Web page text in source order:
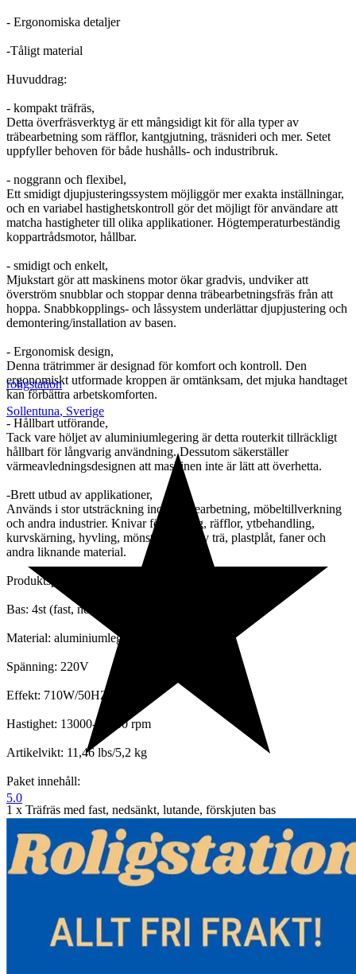
- Ergonomiska detaljer
-Tåligt material
Huvuddrag:
- kompakt träfräs,
Detta överfräsverktyg är ett mångsidigt kit för alla typer av
träbearbetning som räfflor, kantgjutning, träsnideri och mer. Setet
uppfyller behoven för både hushålls- och industribruk.
- noggrann och flexibel,
Ett smidigt djupjusteringssystem möjliggör mer exakta inställningar,
och en variabel hastighetskontroll gör det möjligt för användare att
matcha hastigheter till olika applikationer. Högtemperaturbeständig
koppartrådsmotor, hållbar.
- smidigt och enkelt,
Mjukstart gör att maskinens motor ökar gradvis, undviker att
överström snubblar och stoppar denna träbearbetningsfräs från att
hoppa. Snabbkopplings- och låssystem underlättar djupjustering och
demontering/installation av basen.
- Ergonomisk design,
Denna trätrimmer är designad för komfort och kontroll. Den
ergonomiskt utformade kroppen är omtänksam, det mjuka handtaget
kan förbättra arbetskomforten.
- Hållbart utförande,
Tack vare höljet av aluminiumlegering är detta routerkit tillräckligt
hållbart för långvarig användning. Dessutom säkerställer
värmeavledningsdesignen att maskinen inte är lätt att överhetta.
-Brett utbud av applikationer,
Används i stor utsträckning inom träbearbetning, möbeltillverkning
och andra industrier. Knivar för fasning, räfflor, ytbehandling,
kurvskärning, hyvling, mönstring etc. av trä, plastplåt, faner och
andra liknande material.
Produktspecifikationer:
Bas: 4st (fast, nedsänkt, lutande, förskjuten bas)
Material: aluminiumlegering
Spänning: 220V
Effekt: 710W/50HZ
Hastighet: 13000-33000 rpm
Artikelvikt: 11,46 lbs/5,2 kg
Paket innehåll:
1 x Träfräs med fast, nedsänkt, lutande, förskjuten bas
1 x set med tillbehör
Funktioner och detaljer:
för träspår, kantgjutning, träsnideri, etc., för att möta behoven för
hem- och industriell användning.
roligstation
Sollentuna, Sverige
5.0